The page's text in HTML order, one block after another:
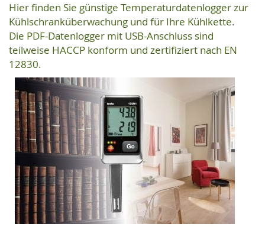
Hier finden Sie günstige Temperaturdatenlogger zur
Kühlschranküberwachung und für Ihre Kühlkette.
Die PDF-Datenlogger mit USB-Anschluss sind
teilweise HACCP konform und zertifiziert nach EN
12830.